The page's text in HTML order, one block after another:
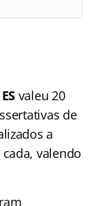
valeu 20
de
a
valendo